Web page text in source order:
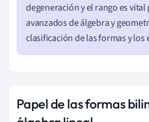
degeneración y el rango es
avanzados de álgebra y
clasificación de las formas y los
Papel de las formas